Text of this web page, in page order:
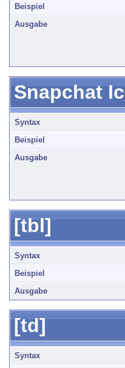
Beispiel
Ausgabe
Snapchat
Syntax
Beispiel
Ausgabe
[tbl]
Syntax
Beispiel
Ausgabe
[td]
Syntax